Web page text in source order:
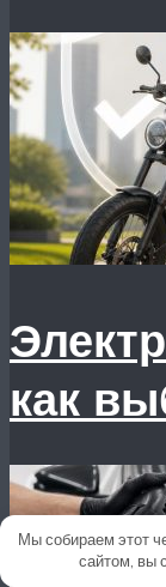
как
Мы собираем этот
сайтом, вы